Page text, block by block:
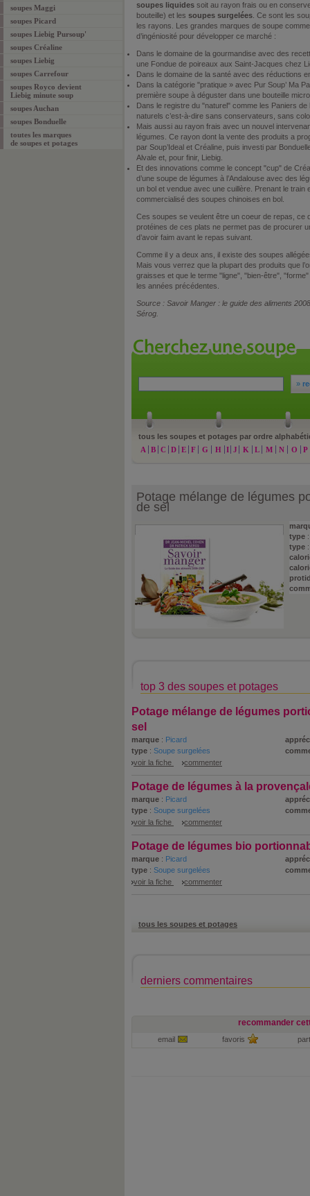
soupes Maggi
soupes Picard
soupes Liebig Pursoup'
soupes Créaline
soupes Liebig
soupes Carrefour
soupes Royco devient
Liebig minute soup
soupes Auchan
soupes Bonduelle
toutes les marques
de soupes et potages
soupes liquides soit au rayon frais ou en
bouteille) et les soupes surgelées . Ce sont les
les rayons. Les grandes marques de soupe
d’ingéniosité pour développer ce marché :
Dans le domaine de la gourmandise avec des
une Fondue de poireaux aux Saint-Jacques chez
Dans le domaine de la santé avec des réductions
Dans la catégorie "pratique » avec Pur Soup’ Ma
première soupe à déguster dans une bouteille
Dans le registre du "naturel" comme les Paniers
naturels c’est-à-dire sans conservateurs, sans
Mais aussi au rayon frais avec un nouvel
légumes. Ce rayon dont la vente des produits a
par Soup’Ideal et Créaline, puis investi par
Alvale et, pour finir, Liebig.
Et des innovations comme le concept "cup" de
d’une soupe de légumes à l’Andalouse avec des
un bol et vendue avec une cuillère. Prenant le train
commercialisé des soupes chinoises en bol.
Ces soupes se veulent être un coeur de repas, ce
protéines de ces plats ne permet pas de procurer
d’avoir faim avant le repas suivant.
Comme il y a deux ans, il existe des soupes
Mais vous verrez que la plupart des produits que
graisses et que le terme "ligne", "bien-être",
les années précédentes.
Source : Savoir Manger : le guide des aliments
Sérog.
»
tous les soupes et potages par ordre
A
B C D E F G H I J K L M N O P
Potage mélange de légumes
de sel
type
type
top 3 des soupes et potages
Potage mélange de légumes
sel
marque : Picard
type : Soupe surgelées
voir la fiche
commenter
Potage de légumes à la
marque : Picard
type : Soupe surgelées
voir la fiche
commenter
Potage de légumes bio
marque : Picard
type : Soupe surgelées
voir la fiche
commenter
tous les soupes et potages
derniers commentaires
recommander
email favoris